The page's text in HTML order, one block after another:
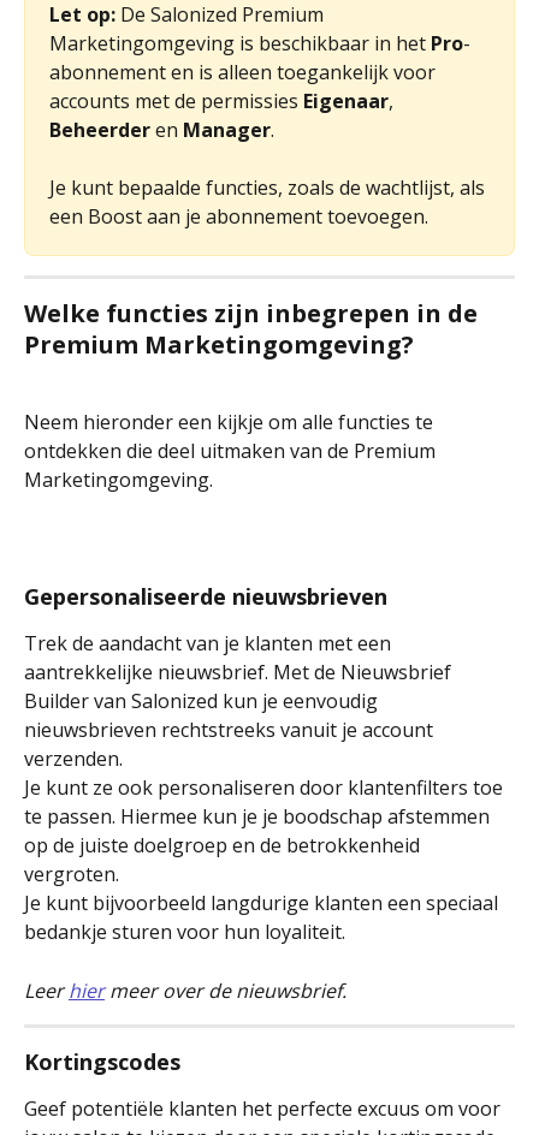
Let op: De Salonized Premium
Marketingomgeving is beschikbaar in het Pro-
abonnement en is alleen toegankelijk voor
accounts met de permissies Eigenaar,
Beheerder en Manager.
Je kunt bepaalde functies, zoals de wachtlijst, als
een Boost aan je abonnement toevoegen.
Welke functies zijn inbegrepen in de
Premium Marketingomgeving?
Neem hieronder een kijkje om alle functies te
ontdekken die deel uitmaken van de Premium
Marketingomgeving.
Gepersonaliseerde nieuwsbrieven
Trek de aandacht van je klanten met een
aantrekkelijke nieuwsbrief. Met de Nieuwsbrief
Builder van Salonized kun je eenvoudig
nieuwsbrieven rechtstreeks vanuit je account
verzenden.
Je kunt ze ook personaliseren door klantenfilters toe
te passen. Hiermee kun je je boodschap afstemmen
op de juiste doelgroep en de betrokkenheid
vergroten.
Je kunt bijvoorbeeld langdurige klanten een speciaal
bedankje sturen voor hun loyaliteit.
Leer hier meer over de nieuwsbrief.
Kortingscodes
Geef potentiële klanten het perfecte excuus om voor